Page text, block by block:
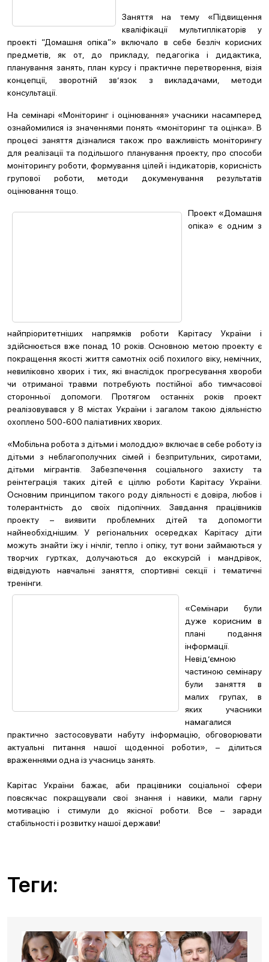
Заняття на тему «Підвищення
кваліфікації мультиплікаторів у
проекті “Домашня опіка”» включало в себе безліч корисних
предметів, як от, до прикладу, педагогіка і дидактика,
планування занять, план курсу і практичне перетворення, візія
концепції, зворотній зв’язок з викладачами, методи
консультації.
На семінарі «Моніторинг і оцінювання» учасники насамперед
ознайомилися із значеннями понять «моніторинг та оцінка». В
процесі заняття дізналися також про важливість моніторингу
для реалізації та подільшого планування проекту, про способи
моніторингу роботи, формування цілей і індикаторів, корисність
групової роботи, методи докуменування результатів
оцінювання тощо.
Проект «Домашня
опіка» є одним з
найпріоритетніших напрямків роботи Карітасу України і
здійснюється вже понад 10 років. Основною метою проекту є
покращення якості життя самотніх осіб похилого віку, немічних,
невиліковно хворих і тих, які внаслідок прогресування хвороби
чи отриманої травми потребують постійної або тимчасової
сторонньої допомоги. Протягом останніх років проект
реалізовувався у 8 містах України і загалом такою діяльністю
охоплено 500-600 паліативних хворих.
«Мобільна робота з дітьми і молоддю» включає в себе роботу із
дітьми з неблагополучних сімей і безпритульних, сиротами,
дітьми мігрантів. Забезпечення соціального захисту та
реінтеграція таких дітей є ціллю роботи Карітасу України.
Основним принципом такого роду діяльності є довіра, любов і
толерантність до своїх підопічних. Завдання працівників
проекту – виявити проблемних дітей та допомогти
найнеобхіднішим. У регіональних осередках Карітасу діти
можуть знайти їжу і нічліг, тепло і опіку, тут вони займаються у
творчих гуртках, долучаються до екскурсій і мандрівок,
відвідують навчальні заняття, спортивні секції і тематичні
тренінги.
«Семінари були
дуже корисним в
плані подання
інформації.
Невід’ємною
частиною семінару
були заняття в
малих групах, в
яких учасники
намагалися
практично застосовувати набуту інформацію, обговорювати
актуальні питання нашої щоденної роботи», – ділиться
враженнями одна із учасниць занять.
Карітас України бажає, аби працівники соціальної сфери
повсякчас покращували свої знання і навики, мали гарну
мотивацію і стимули до якісної роботи. Все – заради
стабільності і розвитку нашої держави!
Теги: